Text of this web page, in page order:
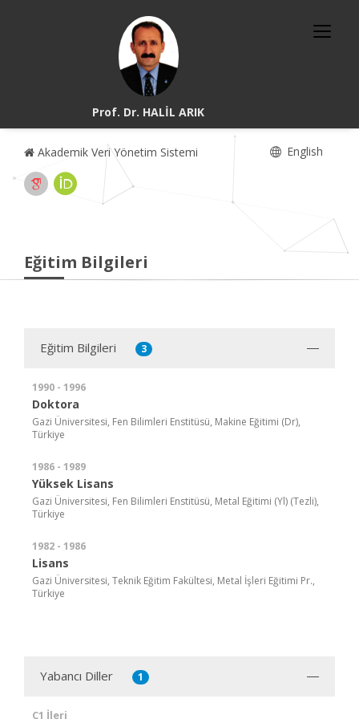
Prof. Dr. HALİL ARIK
Akademik Veri Yönetim Sistemi English
Eğitim Bilgileri
Eğitim Bilgileri 3
1990 - 1996
Doktora
Gazi Üniversitesi, Fen Bilimleri Enstitüsü, Makine Eğitimi (Dr),
Türkiye
1986 - 1989
Yüksek Lisans
Gazi Üniversitesi, Fen Bilimleri Enstitüsü, Metal Eğitimi (Yl) (Tezli),
Türkiye
1982 - 1986
Lisans
Gazi Üniversitesi, Teknik Eğitim Fakültesi, Metal İşleri Eğitimi Pr.,
Türkiye
Yabancı Diller 1
C1 İleri